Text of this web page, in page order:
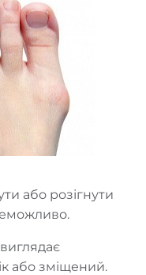
або розігнути
або зміщений.